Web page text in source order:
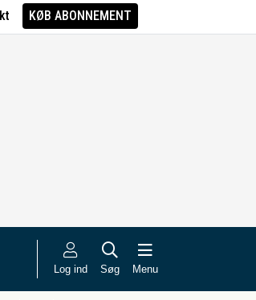
KØB ABONNEMENT
Log ind Søg Menu